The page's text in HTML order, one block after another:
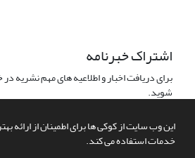
این وب سایت از کوکی ها برای اطمینان از ارائه
خدمات استفاده می کند.
اشتراک خبرنامه
برای دریافت اخبار و اطلاعیه های مهم نشریه
شوید.